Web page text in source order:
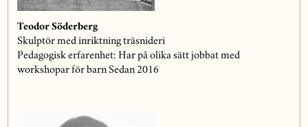
Teodor Söderberg
Skulptör med inriktning träsnideri
Pedagogisk erfarenhet: Har på olika sätt jobbat med
workshopar för barn Sedan 2016